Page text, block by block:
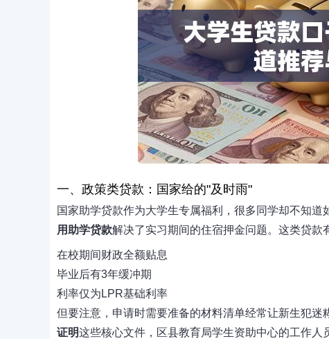
一、政策类贷款：国家给的"及时雨"
国家助学贷款作为大学生专属福利，很多同学却不知
用助学贷款解决了实习期间的住宿押金问题。这类贷款
在校期间财政全额贴息
毕业后有3年缓冲期
利率仅为LPR基础利率
但要注意，申请时需要准备的材料清单经常让新生犯迷
证明这些核心文件，区县教育局学生资助中心的工作人